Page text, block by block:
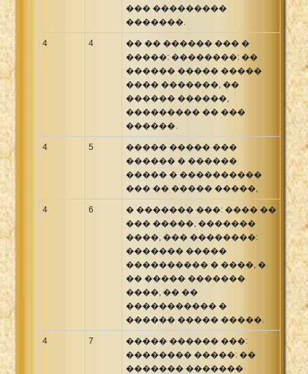
��� ���������
�������.
4 4
�� �� ������ ��� �
�����: ��������: ��
������ ����� �����
���� �������, ��
������ ������,
��������� �� ���
������.
4 5
����� ����� ���
������ � ������
����� � ����������
��� �� ����� �����,
4 6
� ������� ���: ���� ��
��� �����, �������
����, ��� ��������:
������� �����
���������� � ����, �
�� ����� �������
����, �� ��
����������� �
������ ����� �����.
4 7
����� ������ ���:
�������� �����: ��
������� �������